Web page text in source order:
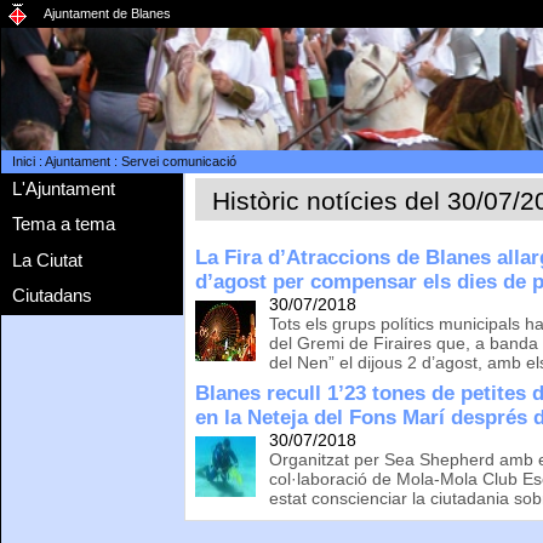
Ajuntament de Blanes
Inici: Ajuntament: Servei comunicació
L'Ajuntament
Tema a tema
La Ciutat
Ciutadans
Històric notícies del 30/07/
La Fira d’Atraccions de Blanes
d’agost per compensar els dies de
30/07/2018
Tots els grups polítics municipals
del Gremi de Firaires que, a
del Nen” el dijous 2 d’agost, amb
Blanes recull 1’23 tones de
en la Neteja del Fons Marí després
30/07/2018
Organitzat per Sea Shepherd amb
col·laboració de Mola-Mola Club
estat conscienciar la ciutadania